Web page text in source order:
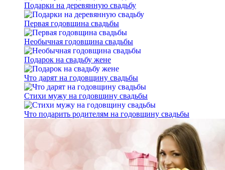
Подарки на деревянную свадьбу
Первая годовщина свадьбы
Необычная годовщина свадьбы
Подарок на свадьбу жене
Что дарят на годовщину свадьбы
Стихи мужу на годовщину свадьбы
Что подарить родителям на годовщину свадьбы